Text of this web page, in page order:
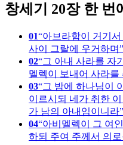
창세기 20장 한 번
01 아브라함이 거기
사이 그랄에 우거하며
02 그 아내 사라를 자
멜렉이 보내어 사라를
03 그 밤에 하나님이
이르시되 네가 취한
가 남의 아내임이니라
04 아비멜렉이 그 여
하되 주여 주께서 의